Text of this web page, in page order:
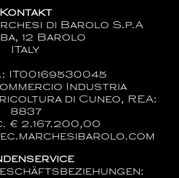
Kontakt
di Barolo S.p.A
12 Barolo
ITaly
IT00169530045
Industria
di Cuneo, REA:
8837
€ 2.167.200,00